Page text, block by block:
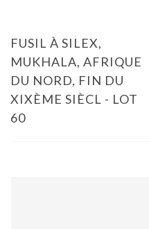
FUSIL À SILEX,
MUKHALA, AFRIQUE
DU NORD, FIN DU
XIXÈME SIÈCL - LOT
60